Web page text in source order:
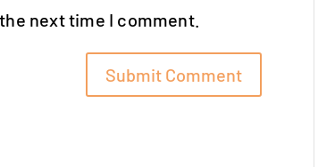
next time I comment.